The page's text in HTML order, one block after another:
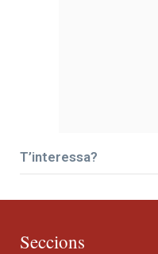
T’interessa?
Seccions